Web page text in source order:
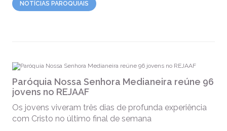
NOTÍCIAS PAROQUIAIS
Paróquia Nossa Senhora Medianeira reúne 96
jovens no REJAAF
Os jovens viveram três dias de profunda experiência
com Cristo no último final de semana